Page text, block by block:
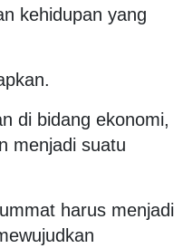
kehidupan yang
di bidang ekonomi,
menjadi suatu
harus menjadi